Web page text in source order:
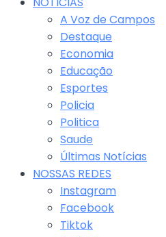
A Voz de Campos
Destaque
Economia
Educação
Esportes
Policia
Politica
Saude
Últimas Notícias
NOSSAS REDES
Instagram
Facebook
Tiktok